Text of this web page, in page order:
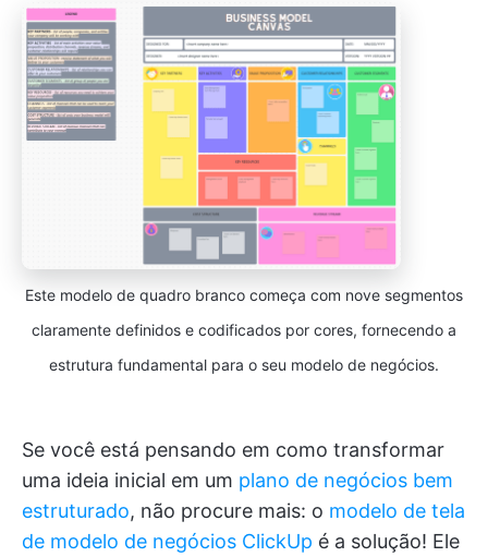
Este modelo de quadro branco começa com nove segmentos
claramente definidos e codificados por cores, fornecendo a
estrutura fundamental para o seu modelo de negócios.
Se você está pensando em como transformar
uma ideia inicial em um plano de negócios bem
estruturado, não procure mais: o modelo de tela
de modelo de negócios ClickUp é a solução! Ele